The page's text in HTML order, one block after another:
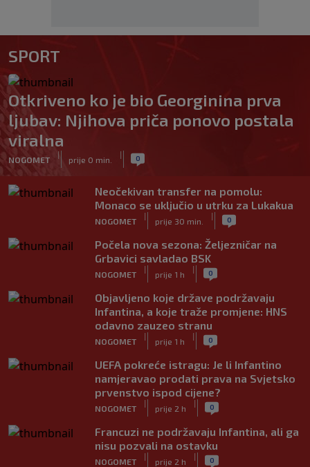
SPORT
Otkriveno ko je bio Georginina prva
ljubav: Njihova priča ponovo postala
viralna
NOGOMET
|
prije 0 min.
| 0
Neočekivan transfer na pomolu:
Monaco se uključio u utrku za Lukakua
NOGOMET
|
prije 30 min.
| 0
Počela nova sezona: Željezničar na
Grbavici savladao BSK
NOGOMET
|
prije 1 h
| 0
Objavljeno koje države podržavaju
Infantina, a koje traže promjene: HNS
odavno zauzeo stranu
NOGOMET
|
prije 1 h
| 0
UEFA pokreće istragu: Je li Infantino
namjeravao prodati prava na Svjetsko
prvenstvo ispod cijene?
NOGOMET
|
prije 2 h
| 0
Francuzi ne podržavaju Infantina, ali ga
nisu pozvali na ostavku
NOGOMET
|
prije 2 h
| 0